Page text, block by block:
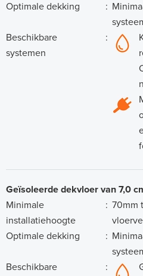
Optimale dekking
:
Beschikbare
systemen
:
Geïsoleerde dekvloer van 7,0
Minimale
installatiehoogte
: 70mm
Optimale dekking
:
Beschikbare
: